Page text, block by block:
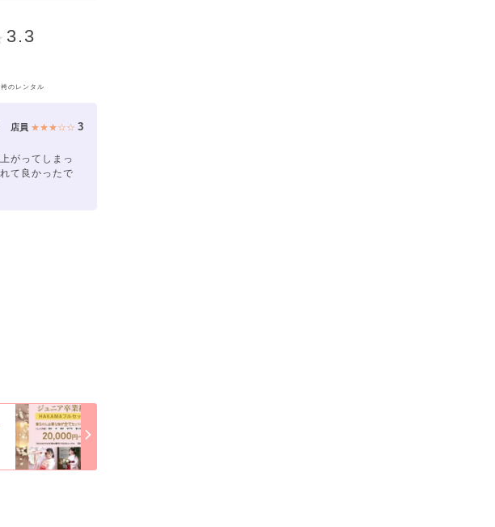
3.3
のレンタル
店員 ★★★☆☆ 3
がってしまっ
て良かったで